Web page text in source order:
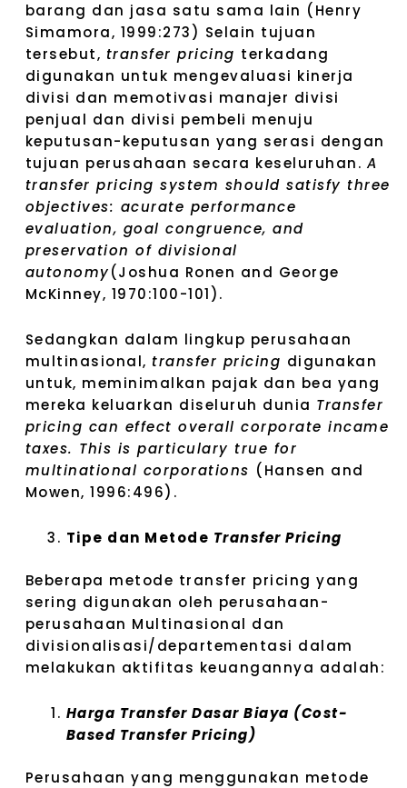
barang dan jasa satu sama lain (Henry
Simamora, 1999:273) Selain tujuan
tersebut, transfer pricing terkadang
digunakan untuk mengevaluasi kinerja
divisi dan memotivasi manajer divisi
penjual dan divisi pembeli menuju
keputusan-keputusan yang serasi dengan
tujuan perusahaan secara keseluruhan. A
transfer pricing system should satisfy three
objectives: acurate performance
evaluation, goal congruence, and
preservation of divisional
autonomy(Joshua Ronen and George
McKinney, 1970:100-101).
Sedangkan dalam lingkup perusahaan
multinasional, transfer pricing digunakan
untuk, meminimalkan pajak dan bea yang
mereka keluarkan diseluruh dunia Transfer
pricing can effect overall corporate incame
taxes. This is particulary true for
multinational corporations (Hansen and
Mowen, 1996:496).
Tipe dan Metode Transfer Pricing
Beberapa metode transfer pricing yang
sering digunakan oleh perusahaan-
perusahaan Multinasional dan
divisionalisasi/departementasi dalam
melakukan aktifitas keuangannya adalah:
Harga Transfer Dasar Biaya (Cost-
Based Transfer Pricing)
Perusahaan yang menggunakan metode